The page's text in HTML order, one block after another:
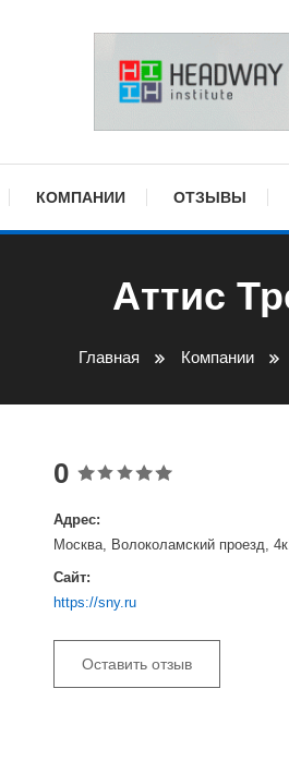
КОМПАНИИ ОТЗЫВЫ
Аттис
Главная Компании
0
Адрес:
Москва, Волоколамский проезд,
Сайт:
https://sny.ru
Оставить отзыв